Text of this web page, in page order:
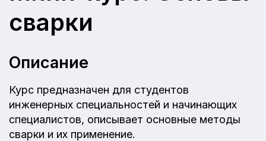
сварки
Описание
Курс предназначен для студентов
инженерных специальностей и начинающих
специалистов, описывает основные методы
сварки и их применение.